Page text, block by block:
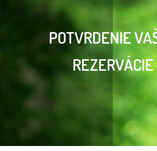
POTVRDENIE
REZERVÁCIE